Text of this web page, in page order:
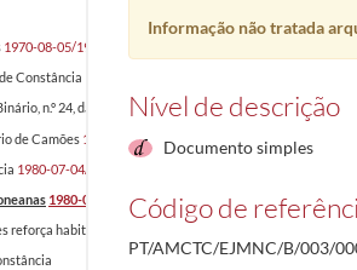
1970-08-05/1970-08-05
Constância
n.º 24, da autoria do Eng.º Aníbal S. A. Vieira, de
de Camões 1980-06-27/1980-06-27
1980-07-04/1980-07-04
1980-07-25/1980-07-25
reforça habitação turística
Informação não tratada
Nível de descrição
Documento simples
Código de
PT/AMCTC/EJMNC/B/003/